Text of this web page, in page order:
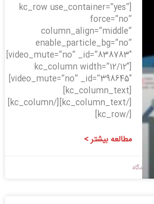
[kc_row use_container=”yes”
force=”no”
column_align=”middle”
enable_particle_bg=”no”
video_mute=”no” _id=”838783″]
[kc_column width=”12/12″
video_mute=”no” _id=”398645″]
[kc_column_text]
[/kc_column_text][/kc_column]
[/kc_row]
مطالعه بیشتر >
دیدگاه